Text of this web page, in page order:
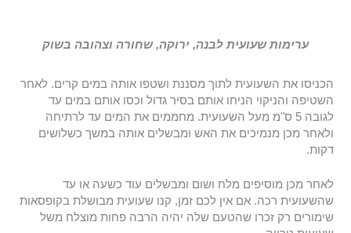
ערימות שעועית לבנה, ירוקה, שחורה וצהובה בשוק
הכניסו את השעועית לתוך מסננת ושטפו אותה במים קרים. לאחר
השטיפה והניקוי הניחו אותם בסיר גדול וכסו אותם במים עד
לגובה 5 ס"מ מעל השעועית. מחממים את המים עד לרתיחה
ולאחר מכן מנמיכים את האש ומבשלים אותה במשך כשלושים
דקות.
לאחר מכן מוסיפים מלח ושום ומבשלים עוד כשעה או עד
שהשעועית רכה. אם אין לכם זמן, קנו שעועית מבושלת בקופסאות
שימורים רק זכרו שהטעם שלה יהיה הרבה פחות מוצלח משל